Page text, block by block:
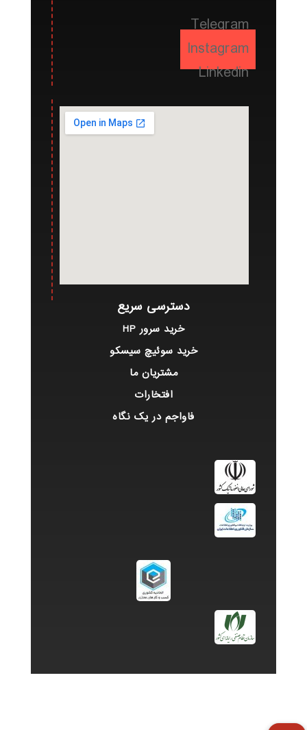
Telegram
Instagram
Linkedin
دسترسی سریع
خرید سرور HP
خرید سوئیچ سیسکو
مشتریان ما
افتخارات
فاواجم در یک نگاه